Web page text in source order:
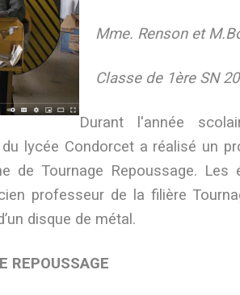
Mme. Renson et
Classe de 1ère SN
Durant l'année
lycée Condorcet a réalisé un
de Tournage Repoussage.
professeur de la filière
disque de métal.
REPOUSSAGE